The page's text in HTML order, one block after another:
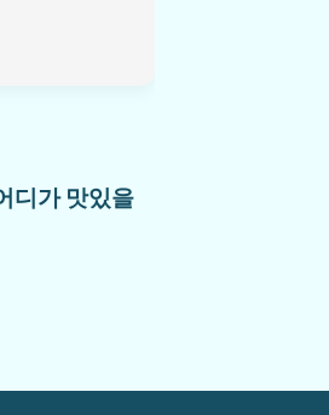
디가 맛있을